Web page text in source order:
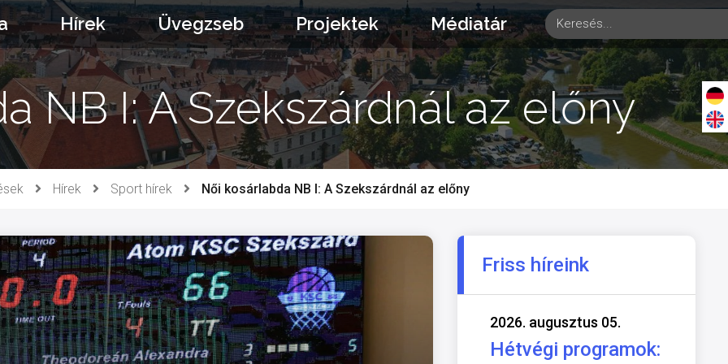
Hírek Üvegzseb Projektek Médiatár
NB I: A Szekszárdnál az előny
Hírek Sport hírek Női kosárlabda NB I: A Szekszárdnál az előny
Friss híreink
2026. augusztus 05.
Hétvégi programok: